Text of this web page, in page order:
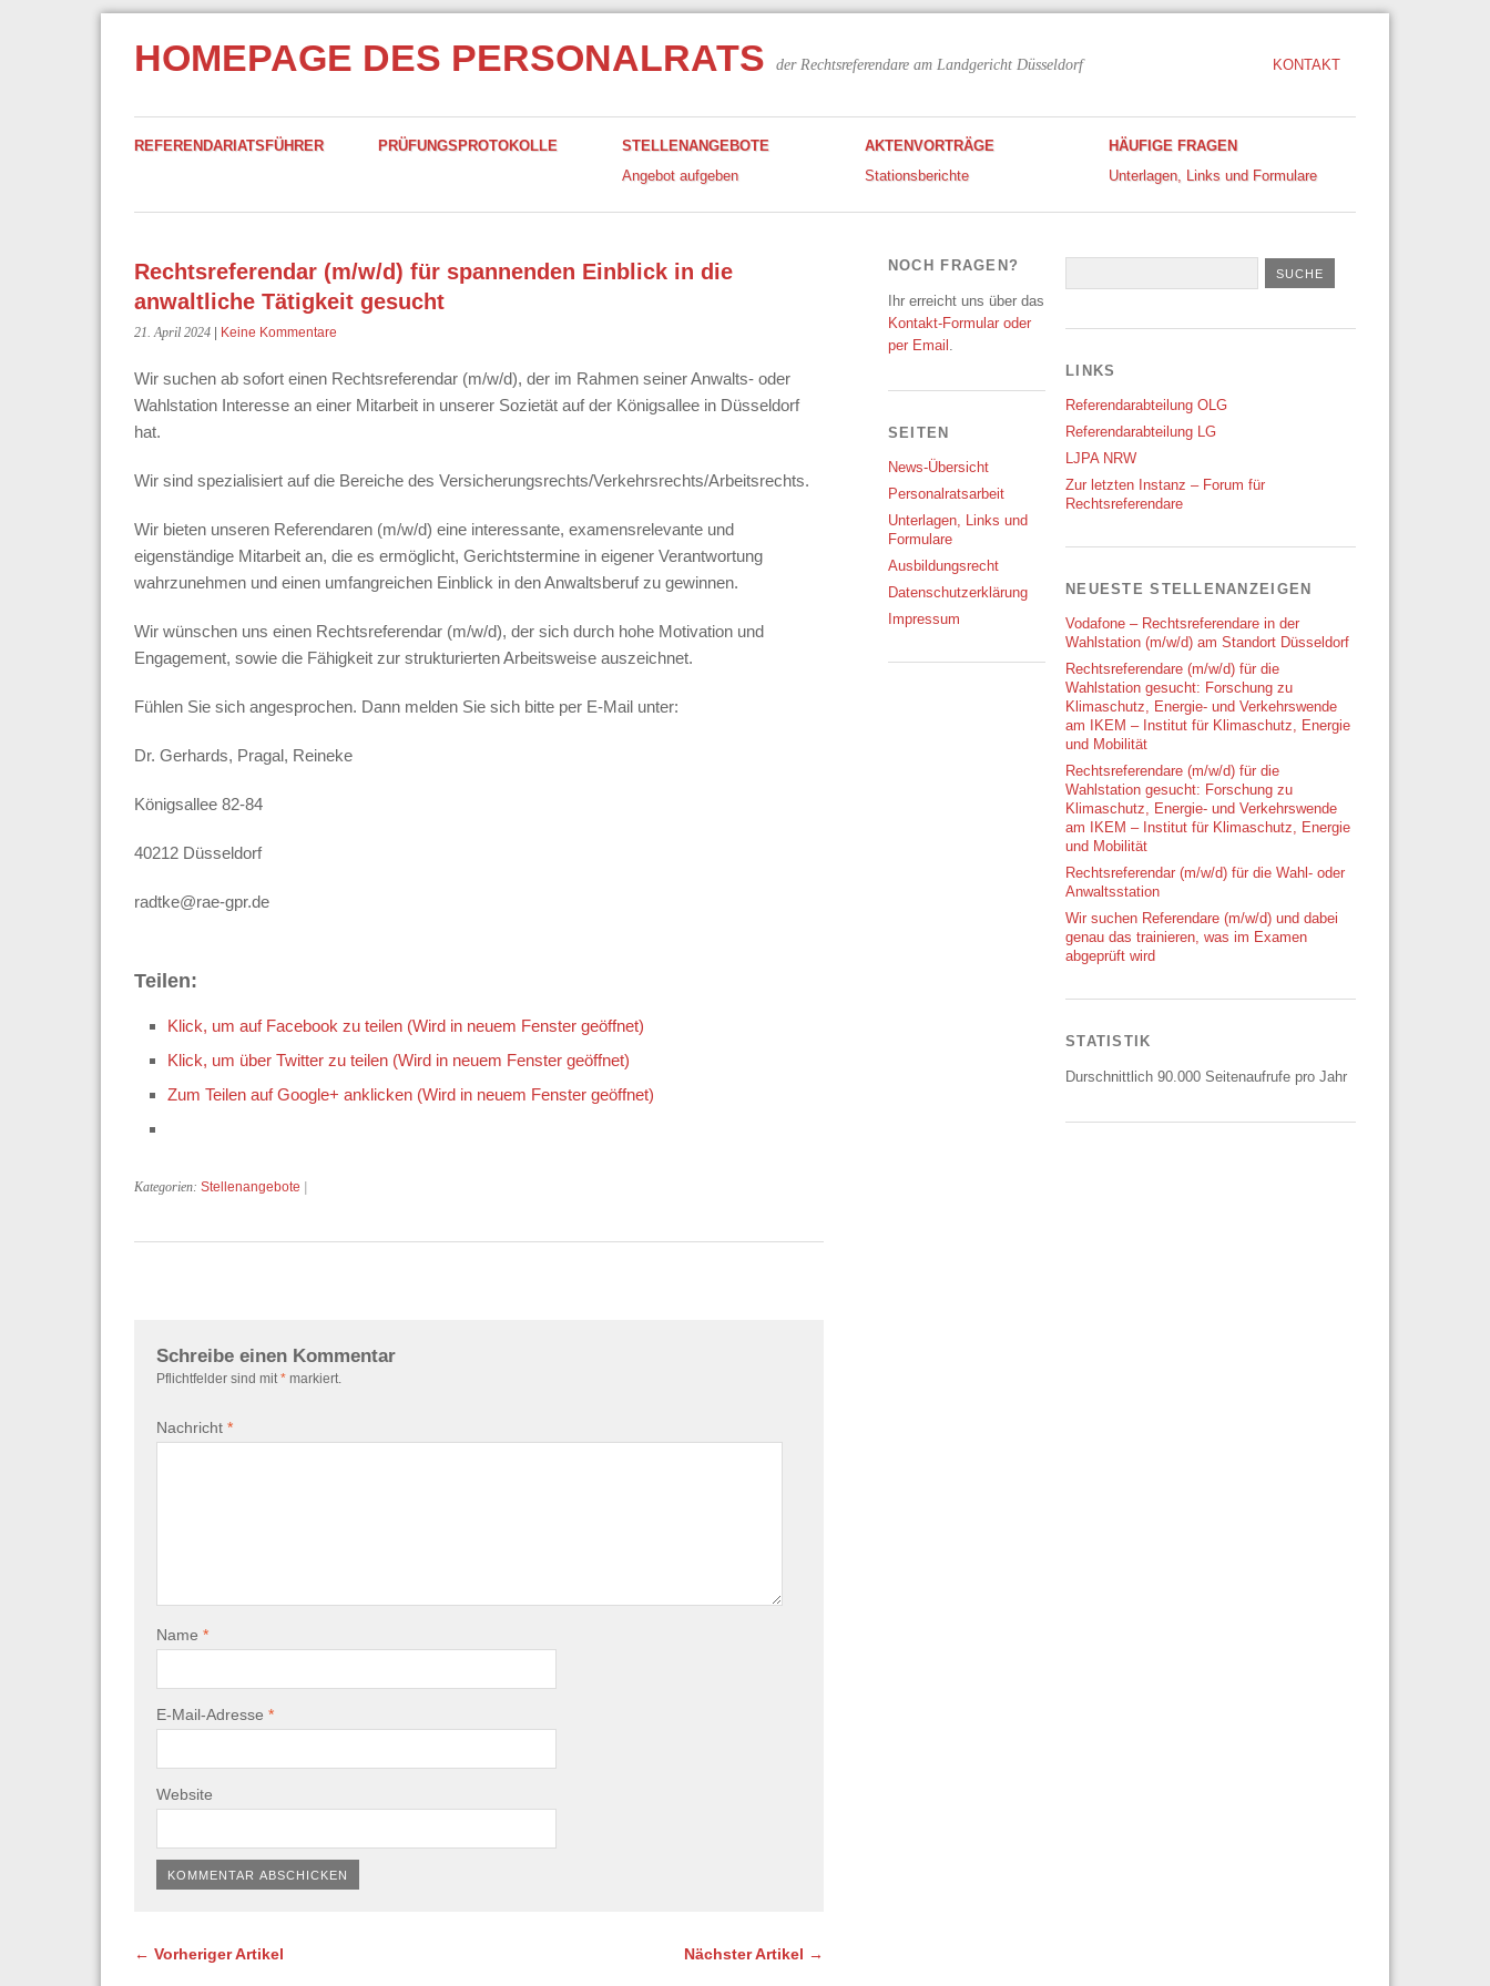
KONTAKT
HOMEPAGE DES PERSONALRATS der Rechtsreferendare am Landgericht Düsseldorf
REFERENDARIATSFÜHRER PRÜFUNGSPROTOKOLLE
STELLENANGEBOTE
Angebot aufgeben
AKTENVORTRÄGE
Stationsberichte
HÄUFIGE FRAGEN
Unterlagen, Links und Formulare
Rechtsreferendar (m/w/d) für spannenden Einblick in die
anwaltliche Tätigkeit gesucht
21. April 2024 Keine Kommentare
Wir suchen ab sofort einen Rechtsreferendar (m/w/d), der im Rahmen seiner Anwalts- oder
Wahlstation Interesse an einer Mitarbeit in unserer Sozietät auf der Königsallee in Düsseldorf
hat.
Wir sind spezialisiert auf die Bereiche des Versicherungsrechts/Verkehrsrechts/Arbeitsrechts.
Wir bieten unseren Referendaren (m/w/d) eine interessante, examensrelevante und
eigenständige Mitarbeit an, die es ermöglicht, Gerichtstermine in eigener Verantwortung
wahrzunehmen und einen umfangreichen Einblick in den Anwaltsberuf zu gewinnen.
Wir wünschen uns einen Rechtsreferendar (m/w/d), der sich durch hohe Motivation und
Engagement, sowie die Fähigkeit zur strukturierten Arbeitsweise auszeichnet.
Fühlen Sie sich angesprochen. Dann melden Sie sich bitte per E-Mail unter:
Dr. Gerhards, Pragal, Reineke
Königsallee 82-84
40212 Düsseldorf
radtke@rae-gpr.de
Teilen:
Klick, um auf Facebook zu teilen (Wird in neuem Fenster geöffnet)
Klick, um über Twitter zu teilen (Wird in neuem Fenster geöffnet)
Zum Teilen auf Google+ anklicken (Wird in neuem Fenster geöffnet)
Kategorien: Stellenangebote
Schreibe einen Kommentar
Pflichtfelder sind mit * markiert.
Nachricht *
Name *
E-Mail-Adresse *
Website
← Vorheriger Artikel Nächster Artikel →
NOCH FRAGEN?
Ihr erreicht uns über das
Kontakt-Formular oder
per Email .
SEITEN
News-Übersicht
Personalratsarbeit
Unterlagen, Links und
Formulare
Ausbildungsrecht
Datenschutzerklärung
Impressum
LINKS
Referendarabteilung OLG
Referendarabteilung LG
LJPA NRW
Zur letzten Instanz – Forum für
Rechtsreferendare
NEUESTE STELLENANZEIGEN
Vodafone – Rechtsreferendare in der
Wahlstation (m/w/d) am Standort Düsseldorf
Rechtsreferendare (m/w/d) für die
Wahlstation gesucht: Forschung zu
Klimaschutz, Energie- und Verkehrswende
am IKEM – Institut für Klimaschutz, Energie
und Mobilität
Rechtsreferendare (m/w/d) für die
Wahlstation gesucht: Forschung zu
Klimaschutz, Energie- und Verkehrswende
am IKEM – Institut für Klimaschutz, Energie
und Mobilität
Rechtsreferendar (m/w/d) für die Wahl- oder
Anwaltsstation
Wir suchen Referendare (m/w/d) und dabei
genau das trainieren, was im Examen
abgeprüft wird
STATISTIK
Durschnittlich 90.000 Seitenaufrufe pro Jahr